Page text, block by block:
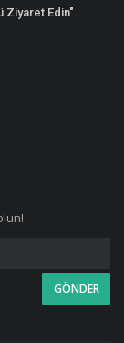
Ziyaret Edin"